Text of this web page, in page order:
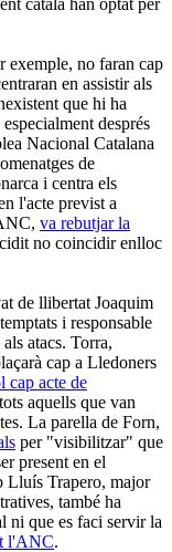
exemple, no faran cap
en assistir als
que hi ha
després
Nacional Catalana
de
i centra els
l'acte previst a
va rebutjar la
no coincidir enlloc
de llibertat Joaquim
i responsable
atacs. Torra,
cap a Lledoners
cap acte de
aquells que van
La parella de Forn,
per "visibilitzar" que
present en el
Lluís Trapero, major
també ha
ni que es faci servir la
l'ANC.